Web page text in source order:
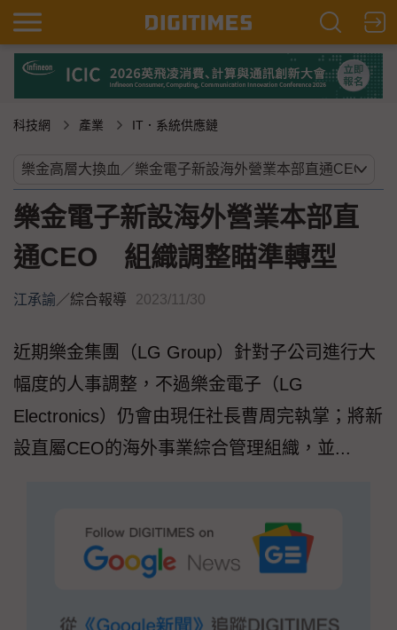
科技網 產業 IT．系統供應鏈
樂金電子新設海外營業本部直
通CEO 組織調整瞄準轉型
江承諭／綜合報導 2023/11/30
近期樂金集團（LG Group）針對子公司進行大
幅度的人事調整，不過樂金電子（LG
Electronics）仍會由現任社長曹周完執掌；將新
設直屬CEO的海外事業綜合管理組織，並...